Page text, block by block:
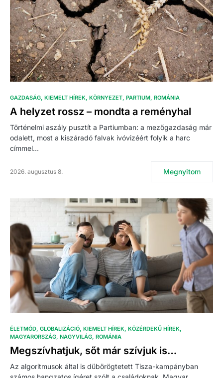
GAZDASÁG KIEMELT HÍREK KÖRNYEZET PARTIUM ROMÁNIA
A helyzet rossz – mondta a reményhal
Történelmi aszály pusztít a Partiumban: a mezőgazdaság már
odalett, most a kiszáradó falvak ivóvizéért folyik a harc
címmel…
2026. augusztus 8. Megnyitom
ÉLETMÓD GLOBALIZÁCIÓ KIEMELT HÍREK KÖZÉRDEKŰ HÍREK
MAGYARORSZÁG NAGYVILÁG ROMÁNIA
Megszívhatjuk, sőt már szívjuk is…
Az algoritmusok által is dübörögtetett Tisza-kampányban